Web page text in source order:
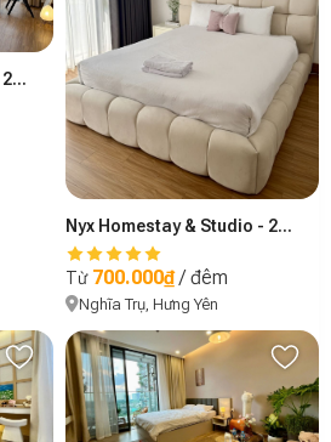
Nyx Homestay & Studio - 202
Nyx Homestay & Studio - 201
Từ 700.000₫/ đêm
Nghĩa Trụ, Hưng Yên